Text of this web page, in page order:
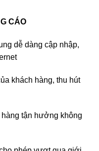
CÁO
dễ dàng cập nhập,
khách hàng, thu hút
tận hưởng không